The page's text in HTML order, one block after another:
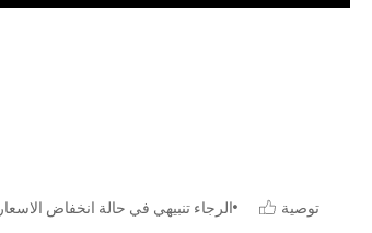
الرجاء تنبيهي في حالة انخفاض الاسعار توصية